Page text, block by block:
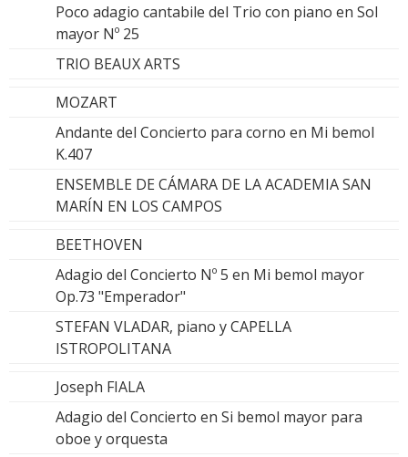
Poco adagio cantabile del Trio con piano en Sol
mayor Nº 25
TRIO BEAUX ARTS
MOZART
Andante del Concierto para corno en Mi bemol
K.407
ENSEMBLE DE CÁMARA DE LA ACADEMIA SAN
MARÍN EN LOS CAMPOS
BEETHOVEN
Adagio del Concierto Nº 5 en Mi bemol mayor
Op.73 "Emperador"
STEFAN VLADAR, piano y CAPELLA
ISTROPOLITANA
Joseph FIALA
Adagio del Concierto en Si bemol mayor para
oboe y orquesta